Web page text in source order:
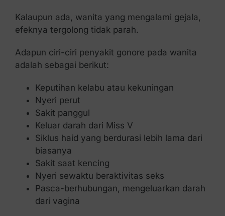
Kalaupun ada, wanita yang mengalami gejala,
efeknya tergolong tidak parah.
Adapun ciri-ciri penyakit gonore pada wanita
adalah sebagai berikut:
Keputihan kelabu atau kekuningan
Nyeri perut
Sakit panggul
Keluar darah dari Miss V
Siklus haid yang berdurasi lebih lama dari
biasanya
Sakit saat kencing
Nyeri sewaktu beraktivitas seks
Pasca-berhubungan, mengeluarkan darah
dari vagina